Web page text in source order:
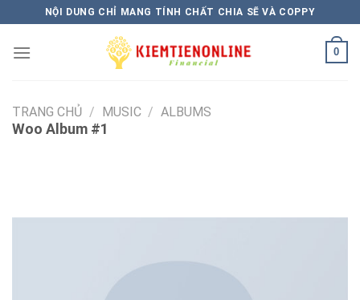
to
content
NỘI DUNG CHỈ MANG TÍNH CHẤT CHIA SẼ VÀ COPPY
0
TRANG CHỦ / MUSIC / ALBUMS
Woo Album #1